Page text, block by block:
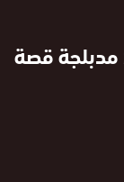
مسلسل ويبقي الامل الحلقة 25 مدبلجة قصة